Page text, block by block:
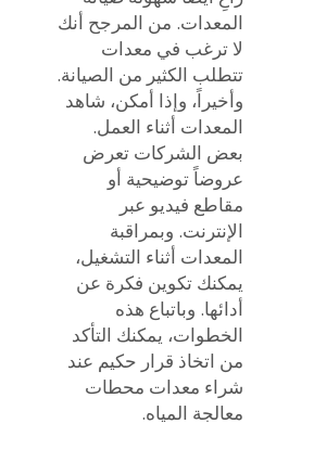
المعدات. من المرجح أنك
لا ترغب في معدات
تتطلب الكثير من الصيانة.
وأخيراً، وإذا أمكن، شاهد
المعدات أثناء العمل.
بعض الشركات تعرض
عروضاً توضيحية أو
مقاطع فيديو عبر
الإنترنت. وبمراقبة
المعدات أثناء التشغيل،
يمكنك تكوين فكرة عن
أدائها. وباتباع هذه
الخطوات، يمكنك التأكد
من اتخاذ قرار حكيم عند
شراء معدات محطات
معالجة المياه.